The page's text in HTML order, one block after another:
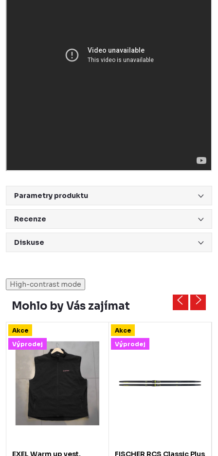
Parametry produktu
Recenze
Diskuse
High-contrast mode
Mohlo by Vás zajímat
Akce
Výprodej
Akce
Výprodej